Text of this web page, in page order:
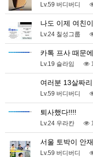
Lv.59 버디버디
나도 이제 여친
Lv.24 칠성그룹
카톡 프사 때문
Lv.19 슬라임
여러분 13살짜
Lv.59 버디버디
퇴사했다!!!!
Lv.24 우라칸
서울 토박이 안
Lv.59 버디버디